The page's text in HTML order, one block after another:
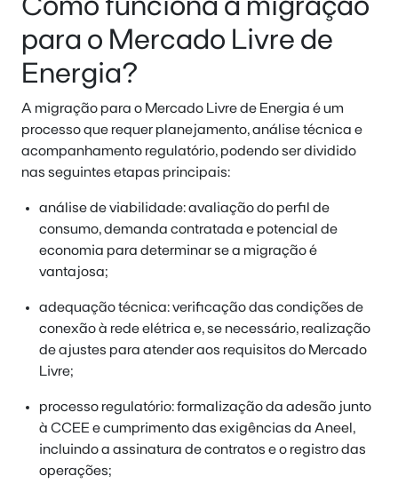
Como funciona a migração
para o Mercado Livre de
Energia?
A migração para o Mercado Livre de Energia é um
processo que requer planejamento, análise técnica e
acompanhamento regulatório, podendo ser dividido
nas seguintes etapas principais:
análise de viabilidade: avaliação do perfil de
consumo, demanda contratada e potencial de
economia para determinar se a migração é
vantajosa;
adequação técnica: verificação das condições de
conexão à rede elétrica e, se necessário, realização
de ajustes para atender aos requisitos do Mercado
Livre;
processo regulatório: formalização da adesão junto
à CCEE e cumprimento das exigências da Aneel,
incluindo a assinatura de contratos e o registro das
operações;